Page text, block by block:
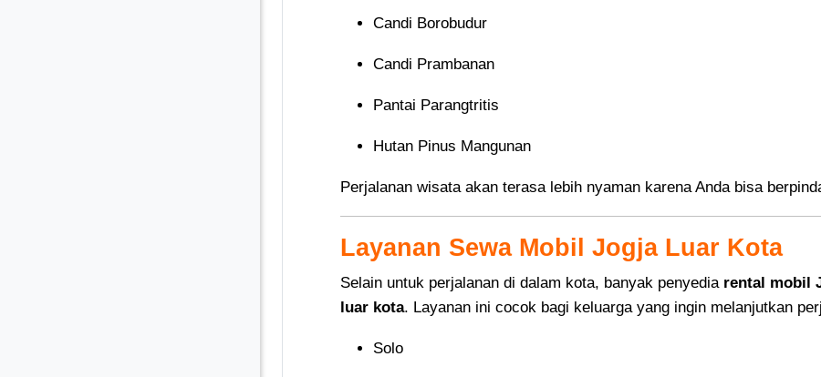
Candi Borobudur
Candi Prambanan
Pantai Parangtritis
Hutan Pinus Mangunan
Perjalanan wisata akan terasa lebih nyaman karena Anda bisa
Layanan Sewa Mobil Jogja Luar Kota
Selain untuk perjalanan di dalam kota, banyak penyedia rental mobil
luar kota. Layanan ini cocok bagi keluarga yang ingin melanjutkan
Solo